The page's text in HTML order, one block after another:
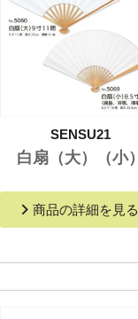
SENSU21
白扇（大）（小）
商品の詳細を見る